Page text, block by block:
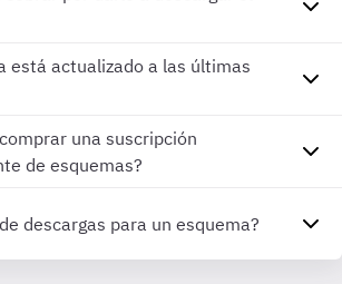
está actualizado a las últimas
una suscripción
de esquemas?
descargas para un esquema?